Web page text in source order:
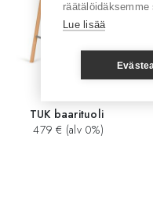
TUK baarituoli
479 € (alv 0%)
räätälöidäksemme
Lue lisää